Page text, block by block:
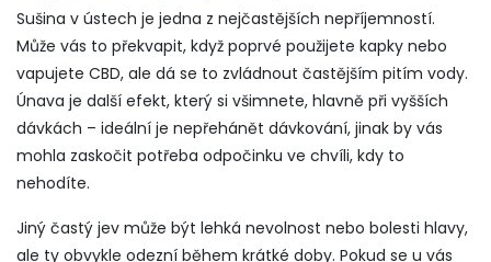
Sušina v ústech je jedna z nejčastějších nepříjemností.
Může vás to překvapit, když poprvé použijete kapky nebo
vapujete CBD, ale dá se to zvládnout častějším pitím vody.
Únava je další efekt, který si všimnete, hlavně při vyšších
dávkách – ideální je nepřehánět dávkování, jinak by vás
mohla zaskočit potřeba odpočinku ve chvíli, kdy to
nehodíte.
Jiný častý jev může být lehká nevolnost nebo bolesti hlavy,
ale ty obvykle odezní během krátké doby. Pokud se u vás